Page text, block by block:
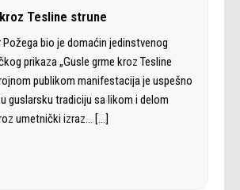
Tesline strune
bio je domaćin jedinstvenog
prikaza „Gusle grme kroz Tesline
publikom manifestacija je uspešno
guslarsku tradiciju sa likom i delom
umetnički izraz… […]